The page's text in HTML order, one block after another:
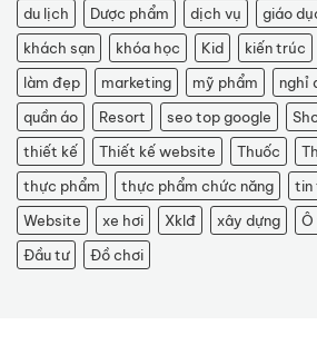
du lịch
Dược phẩm dịch vụ giáo
khách sạn
khóa học Kid kiến trúc
làm đẹp
marketing mỹ phẩm nghỉ
quần áo
Resort seo top google
thiết kế
Thiết kế website Thuốc
thực phẩm
thực phẩm chức năng tin
Website
xe hơi Xklđ xây dựng
Đầu tư
Đồ chơi